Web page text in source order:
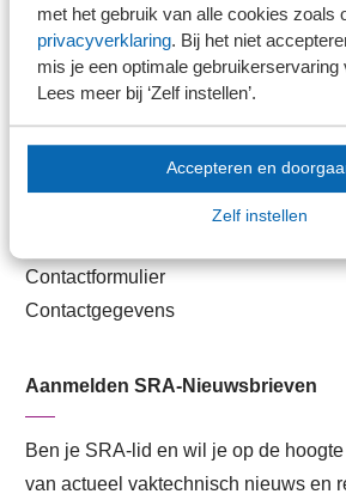
met het gebruik van alle cookies zoals
privacyverklaring. Bij het niet
mis je een optimale gebruikerservaring
Lees meer bij ‘Zelf instellen’.
Accepteren en
Zelf instellen
Veilig bestanden delen
SRA-gecertificeerd
Werken bij SRA
Lid worden
Contactformulier
Contactgegevens
Aanmelden SRA-Nieuwsbrieven
Ben je SRA-lid en wil je op de
van actueel vaktechnisch nieuws en